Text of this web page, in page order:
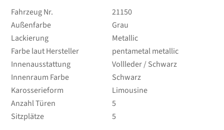
Fahrzeug Nr.
21150
Außenfarbe
Grau
Lackierung
Metallic
Farbe laut Hersteller
pentametal metallic
Innenausstattung
Vollleder / Schwarz
Innenraum Farbe
Schwarz
Karosserieform
Limousine
Anzahl Türen
5
Sitzplätze
5